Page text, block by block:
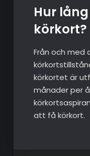
Hur
körkort?
Från och med
körkortet är
månader per
att få körkort.